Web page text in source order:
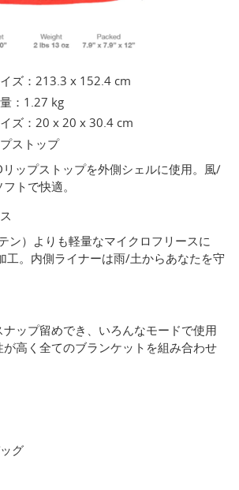
ズ：213.3 x 152.4 cm
：1.27 kg
ズ：20 x 20 x 30.4 cm
ストップ
ップストップを外側シェルに使用。風/
トで快適。
ン）よりも軽量なマイクロフリースに
工。内側ライナーは雨/土からあなたを守
ップ留めでき、いろんなモードで使用
高く全てのブランケットを組み合わせ
グ